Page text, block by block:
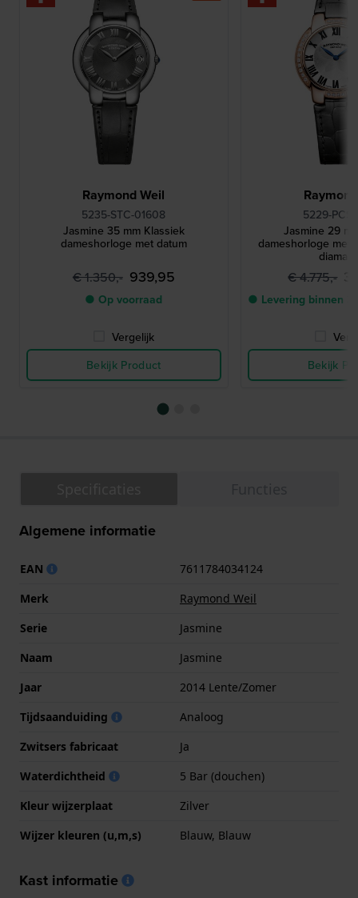
Raymond Weil
5235-STC-01608
Jasmine 35 mm Klassiek
dameshorloge met datum
€ 1.350,- 939,95
● Op voorraad
Vergelijk
Bekijk Product
5229-
Jasmine 29
dameshorloge met
€ 4.775,-
● Levering binnen 3
Bekijk
Algemene informatie
EAN
7611784034124
Merk
Raymond Weil
Serie
Jasmine
Naam
Jasmine
Jaar
2014 Lente/Zomer
Tijdsaanduiding
Analoog
Zwitsers fabricaat
Ja
Waterdichtheid
5 Bar (douchen)
Kleur wijzerplaat
Zilver
Wijzer kleuren (u,m,s)
Blauw, Blauw
Kast informatie